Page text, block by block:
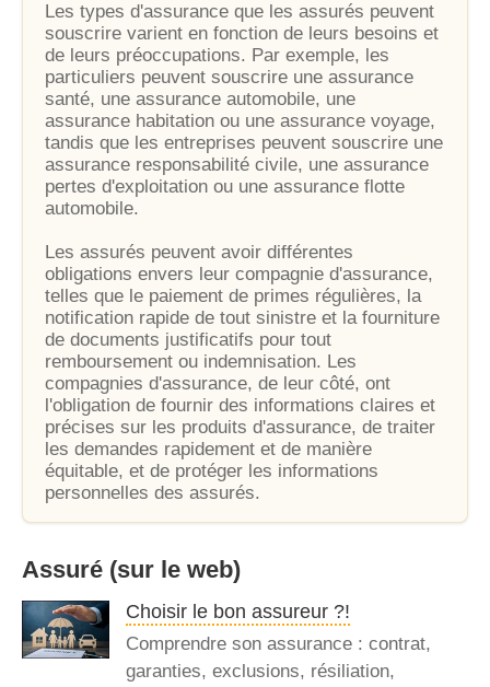
Les types d'assurance que les assurés peuvent
souscrire varient en fonction de leurs besoins et
de leurs préoccupations. Par exemple, les
particuliers peuvent souscrire une assurance
santé, une assurance automobile, une
assurance habitation ou une assurance voyage,
tandis que les entreprises peuvent souscrire une
assurance responsabilité civile, une assurance
pertes d'exploitation ou une assurance flotte
automobile.
Les assurés peuvent avoir différentes
obligations envers leur compagnie d'assurance,
telles que le paiement de primes régulières, la
notification rapide de tout sinistre et la fourniture
de documents justificatifs pour tout
remboursement ou indemnisation. Les
compagnies d'assurance, de leur côté, ont
l'obligation de fournir des informations claires et
précises sur les produits d'assurance, de traiter
les demandes rapidement et de manière
équitable, et de protéger les informations
personnelles des assurés.
Assuré (sur le web)
Choisir le bon assureur ?!
Comprendre son assurance : contrat,
garanties, exclusions, résiliation,